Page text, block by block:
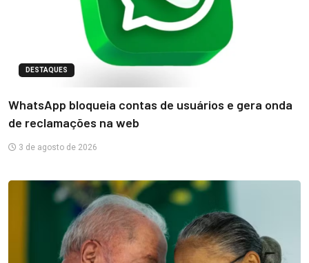
DESTAQUES
WhatsApp bloqueia contas de usuários e gera onda
de reclamações na web
3 de agosto de 2026